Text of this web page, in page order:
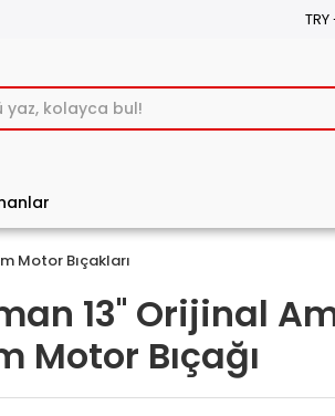
Motor Bıçakları
13'' Orijinal
Motor Bıçağı